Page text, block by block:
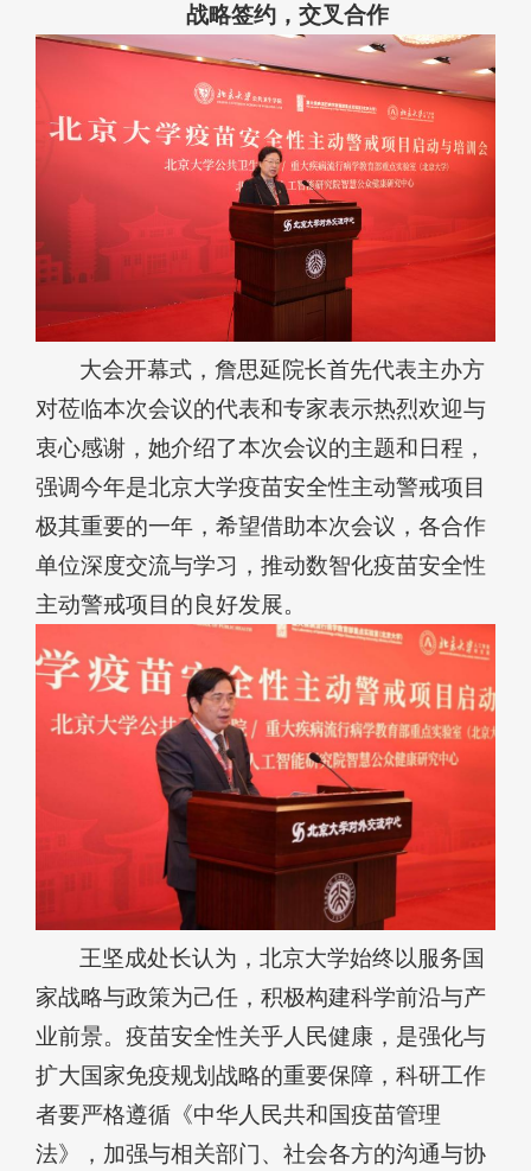
战略签约，交叉合作
大会开幕式，詹思延院长首先代表主办方
对莅临本次会议的代表和专家表示热烈欢迎与
衷心感谢，她介绍了本次会议的主题和日程，
强调今年是北京大学疫苗安全性主动警戒项目
极其重要的一年，希望借助本次会议，各合作
单位深度交流与学习，推动数智化疫苗安全性
主动警戒项目的良好发展。
王坚成处长认为，北京大学始终以服务国
家战略与政策为己任，积极构建科学前沿与产
业前景。疫苗安全性关乎人民健康，是强化与
扩大国家免疫规划战略的重要保障，科研工作
者要严格遵循《中华人民共和国疫苗管理
法》，加强与相关部门、社会各方的沟通与协